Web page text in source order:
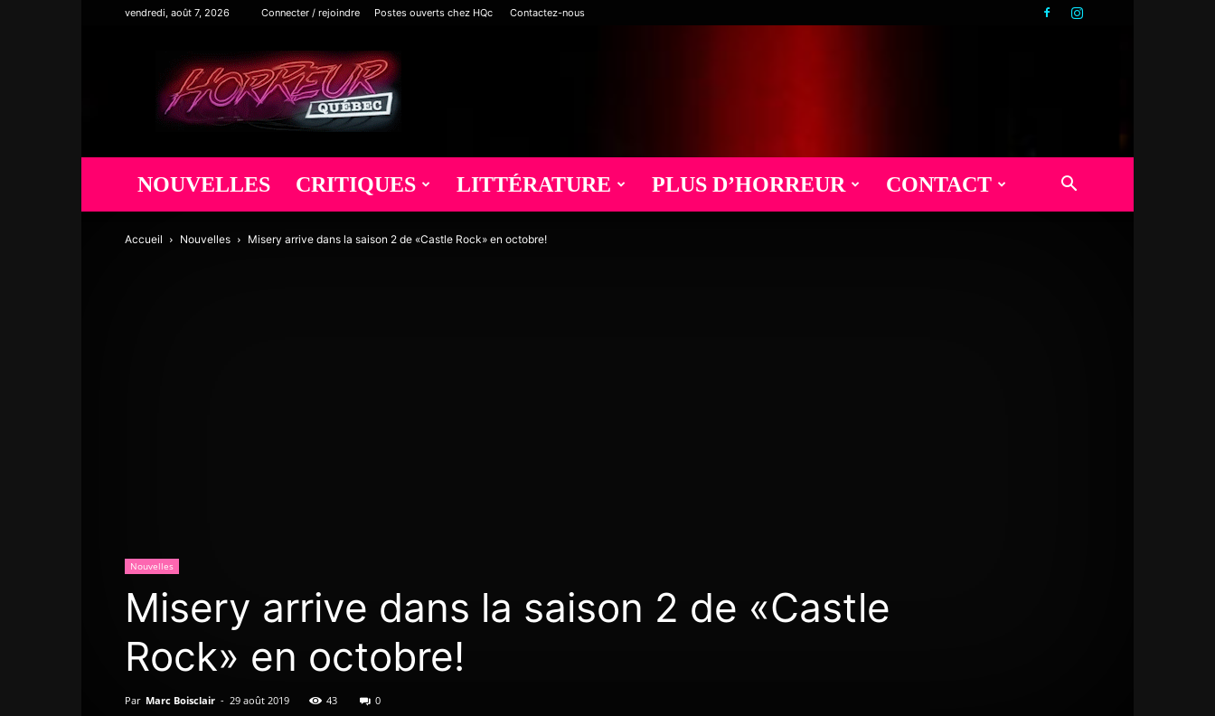
vendredi, août 7, 2026 Connecter / rejoindre Postes ouverts chez HQc Contactez-nous
Horreur
Québec
NOUVELLES CRITIQUES LITTÉRATURE PLUS D’HORREUR CONTACT
Accueil Nouvelles Misery arrive dans la saison 2 de «Castle Rock» en octobre!
Nouvelles
Misery arrive dans la saison 2 de «Castle
Rock» en octobre!
Par Marc Boisclair - 29 août 2019 43 0